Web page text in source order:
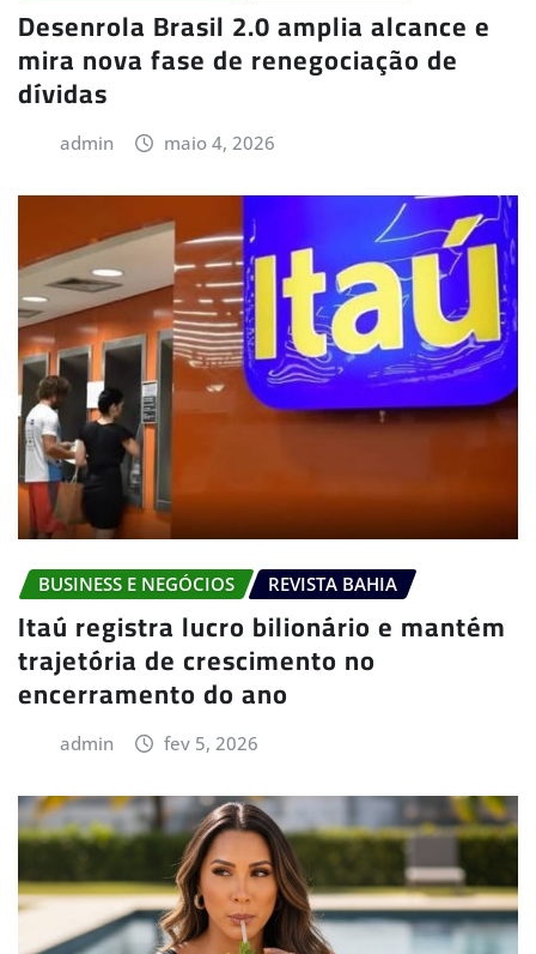
Desenrola Brasil 2.0 amplia alcance e
mira nova fase de renegociação de
dívidas
admin maio 4, 2026
BUSINESS E NEGÓCIOS REVISTA BAHIA
Itaú registra lucro bilionário e mantém
trajetória de crescimento no
encerramento do ano
admin fev 5, 2026